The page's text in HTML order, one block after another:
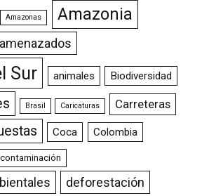
Amazonas Amazonia
Sur animales Biodiversidad
Brasil Caricaturas Carreteras
Coca Colombia
contaminación
deforestación